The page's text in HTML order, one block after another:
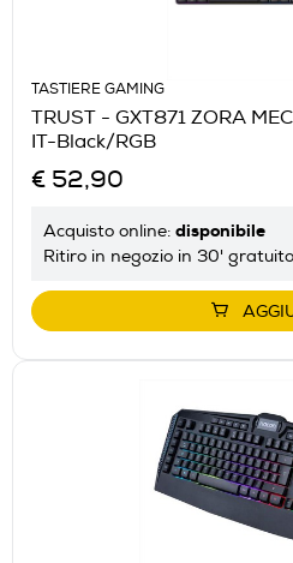
TASTIERE GAMING
TRUST - GXT871 ZORA
IT-Black/RGB
€ 52,90
Acquisto online: disponibile
Ritiro in negozio in 30'